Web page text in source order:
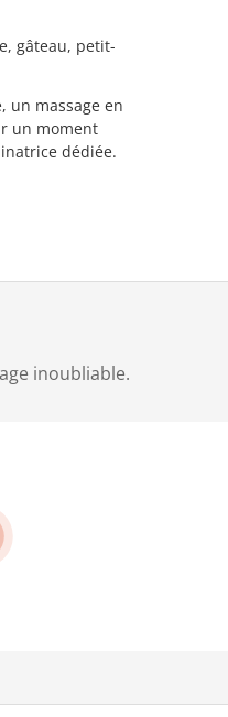
gâteau, petit-
un massage en
un moment
dédiée.
inoubliable.